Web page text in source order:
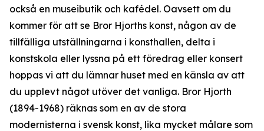
också en museibutik och kafédel. Oavsett om du
kommer för att se Bror Hjorths konst, någon av de
tillfälliga utställningarna i konsthallen, delta i
konstskola eller lyssna på ett föredrag eller konsert
hoppas vi att du lämnar huset med en känsla av att
du upplevt något utöver det vanliga. Bror Hjorth
(1894-1968) räknas som en av de stora
modernisterna i svensk konst, lika mycket målare som